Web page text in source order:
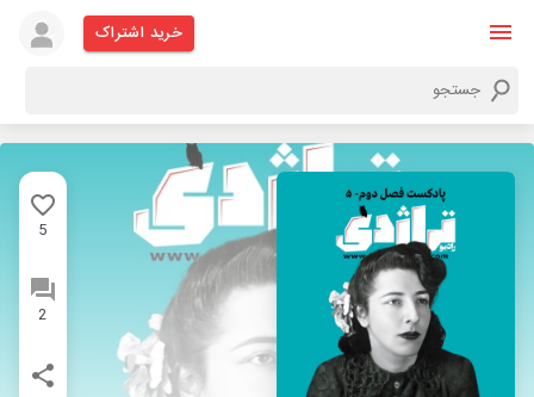
خرید اشتراک
5
2